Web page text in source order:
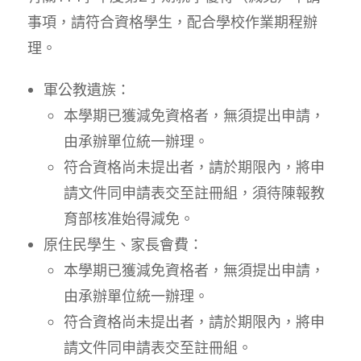
事項，請符合資格學生，配合學校作業期程辦
理。
軍公教遺族：
本學期已獲減免資格者，無須提出申請，
由承辦單位統一辦理。
符合資格尚未提出者，請於期限內，將申
請文件同申請表交至註冊組，須待陳報教
育部核准始得減免。
原住民學生、家長會費：
本學期已獲減免資格者，無須提出申請，
由承辦單位統一辦理。
符合資格尚未提出者，請於期限內，將申
請文件同申請表交至註冊組。